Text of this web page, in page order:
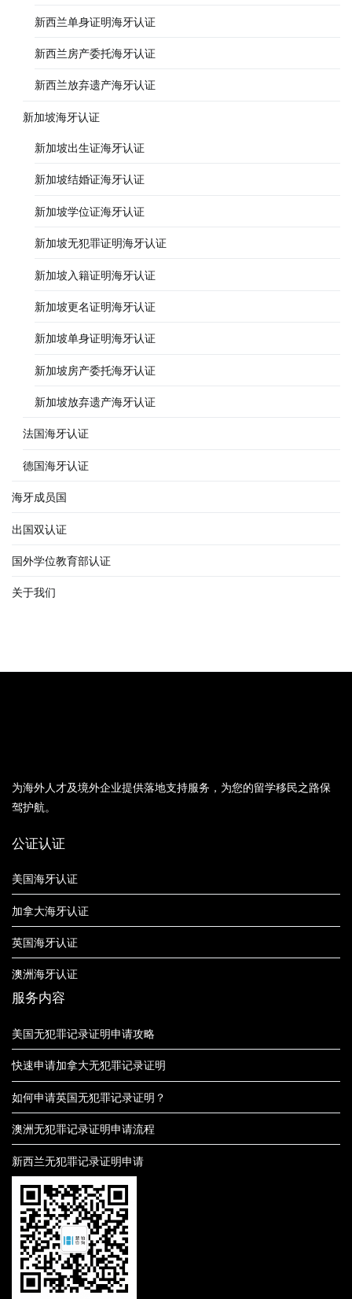
新西兰单身证明海牙认证
新西兰房产委托海牙认证
新西兰放弃遗产海牙认证
新加坡海牙认证
新加坡出生证海牙认证
新加坡结婚证海牙认证
新加坡学位证海牙认证
新加坡无犯罪证明海牙认证
新加坡入籍证明海牙认证
新加坡更名证明海牙认证
新加坡单身证明海牙认证
新加坡房产委托海牙认证
新加坡放弃遗产海牙认证
法国海牙认证
德国海牙认证
海牙成员国
出国双认证
国外学位教育部认证
关于我们
为海外人才及境外企业提供落地支持服务，为您的留学移民之路保
驾护航。
公证认证
美国海牙认证
加拿大海牙认证
英国海牙认证
澳洲海牙认证
服务内容
美国无犯罪记录证明申请攻略
快速申请加拿大无犯罪记录证明
如何申请英国无犯罪记录证明？
澳洲无犯罪记录证明申请流程
新西兰无犯罪记录证明申请